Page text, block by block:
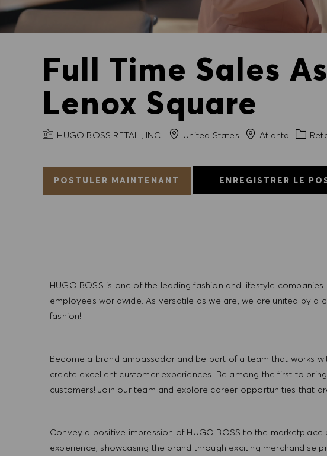
Full Time Sales
Lenox Square
NOM DE L'ENTREPRISE
HUGO BOSS RETAIL, INC. United States VilleAtlanta
POSTULER MAINTENANT ENREGISTRER LE
HUGO BOSS is one of the leading fashion and lifestyle
employees worldwide. As versatile as we are, we are united by a
fashion!
Become a brand ambassador and be part of a team that works
create excellent customer experiences. Be among the first to
customers! Join our team and explore career opportunities that
Convey a positive impression of HUGO BOSS to the
experience, showcasing the brand through exciting merchandise